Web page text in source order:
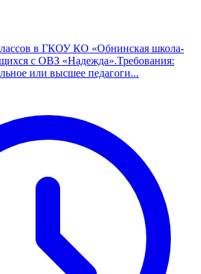
в ГКОУ КО «Обнинская школа-
с ОВЗ «Надежда».Требования:
или высшее педагоги...